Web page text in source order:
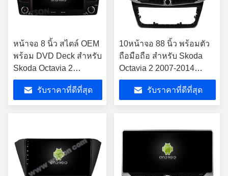
หน้าจอ 8 นิ้ว สไตล์ OEM
พร้อม DVD Deck สําหรับ
Skoda Octavia 2
Supperb Fabia 2007-
2014 แอนดรอยด์ สเตียโร่
รถยนต์
รับราคาที่ดีที่สุด
10หน้าจอ 88 นิ้ว พร้อมตัว
ถือมือถือ สําหรับ Skoda
Octavia 2 2007-2014
เครื่องเสียงรถยนต์
รับราคาที่ดีที่สุด